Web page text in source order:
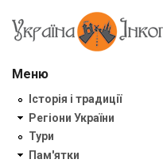
Меню
Історія і традиції
Регіони України
Тури
Пам'ятки